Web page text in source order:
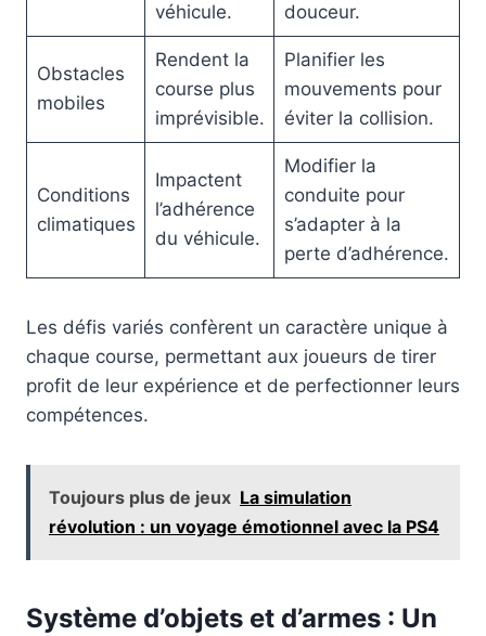
véhicule.
douceur.
Obstacles
mobiles
Rendent la
course plus
imprévisible.
Planifier les
mouvements pour
éviter la collision.
Conditions
climatiques
Impactent
l’adhérence
du véhicule.
Modifier la
conduite pour
s’adapter à la
perte d’adhérence.
Les défis variés confèrent un caractère unique à
chaque course, permettant aux joueurs de tirer
profit de leur expérience et de perfectionner leurs
compétences.
Toujours plus de jeux La simulation
révolution : un voyage émotionnel avec la PS4
Système d’objets et d’armes : Un